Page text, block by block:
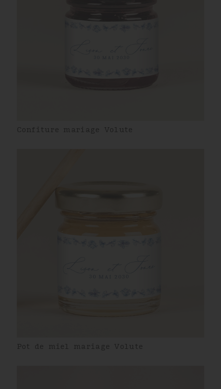
Confiture mariage Volute
Pot de miel mariage Volute